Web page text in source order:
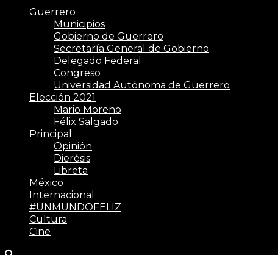
Guerrero
Municipios
Gobierno de Guerrero
Secretaría General de Gobierno
Delegado Federal
Congreso
Universidad Autónoma de Guerrero
Elección 2021
Mario Moreno
Félix Salgado
Principal
Opinión
Dierésis
Libreta
México
Internacional
#UNMUNDOFELIZ
Cultura
Cine